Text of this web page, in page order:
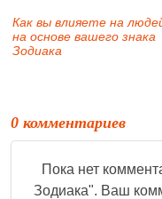
Как вы влияете на
на основе вашего знака
Зодиака
0 комментариев
Пока нет
Зодиака". Ваш